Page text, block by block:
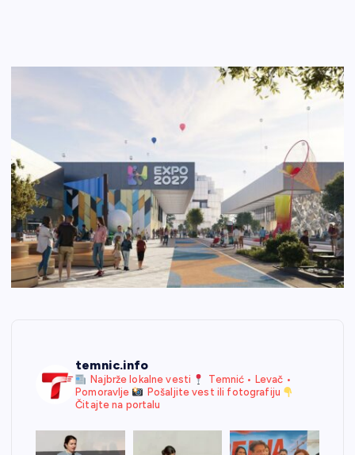
temnic.info
Najbrže lokalne vesti
Temnić • Levač •
Pomoravlje
Pošaljite vest ili fotografiju
Čitajte na portalu